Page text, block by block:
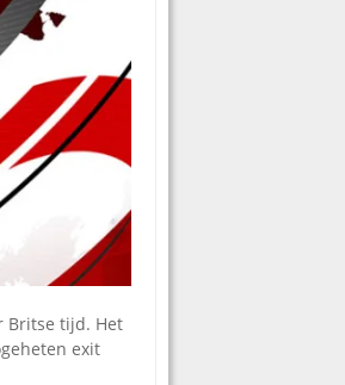
Britse tijd. Het
exit